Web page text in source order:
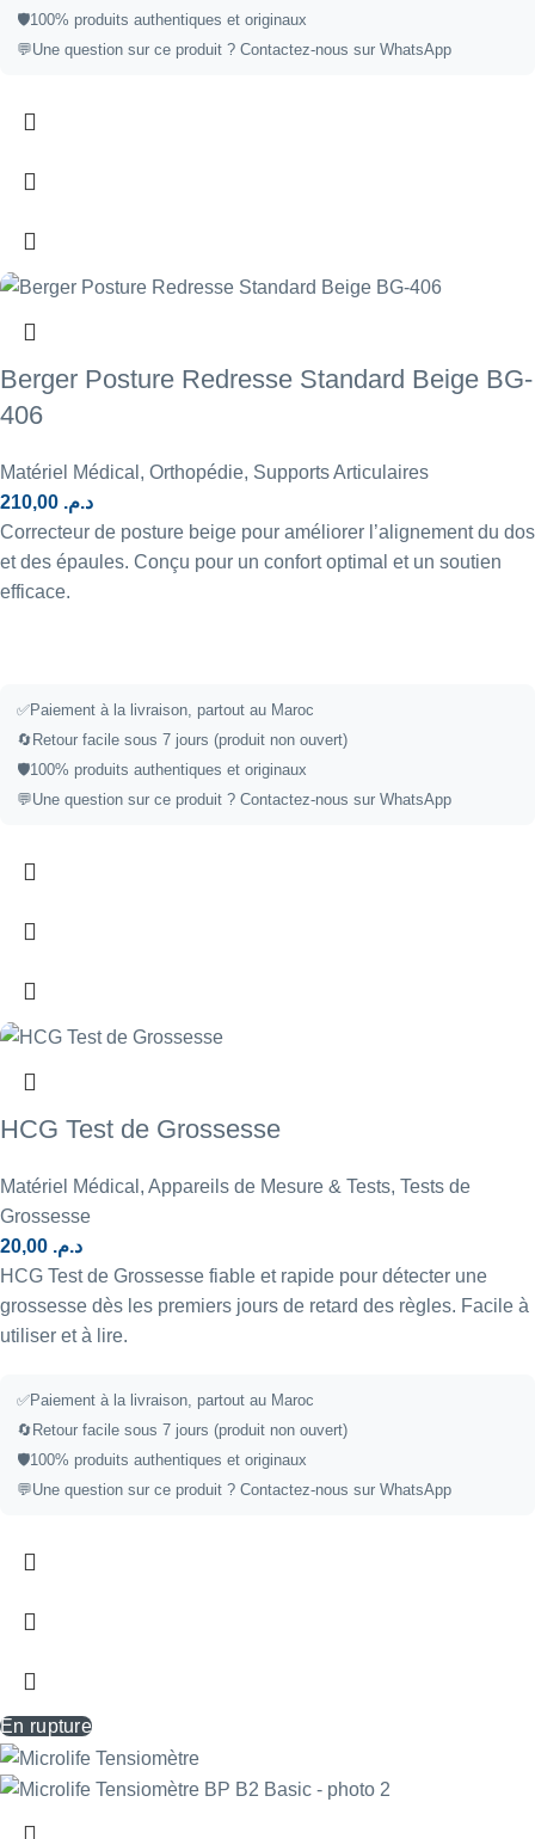
🛡️100% produits authentiques et originaux
💬Une question sur ce produit ? Contactez-nous sur WhatsApp
Berger Posture Redresse Standard Beige BG-
406
Matériel Médical , Orthopédie, Supports Articulaires
د.م.
Correcteur de posture beige pour améliorer l’alignement du dos
et des épaules. Conçu pour un confort optimal et un soutien
efficace.
✅Paiement à la livraison, partout au Maroc
🔄 Retour facile sous 7 jours (produit non ouvert)
🛡️100% produits authentiques et originaux
💬Une question sur ce produit ? Contactez-nous sur WhatsApp
HCG Test de Grossesse
Matériel Médical , Appareils de Mesure & Tests, Tests de
Grossesse
د.م.
HCG Test de Grossesse fiable et rapide pour détecter une
grossesse dès les premiers jours de retard des règles. Facile à
utiliser et à lire.
✅Paiement à la livraison, partout au Maroc
🔄 Retour facile sous 7 jours (produit non ouvert)
🛡️100% produits authentiques et originaux
💬Une question sur ce produit ? Contactez-nous sur WhatsApp
En rupture